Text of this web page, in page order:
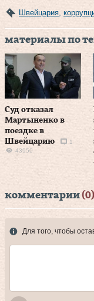
Швейцария
материалы по
Суд отказал
Мартыненко в
поездке в
Швейцарию
1
43950
комментарии (0)
Для того, чтобы